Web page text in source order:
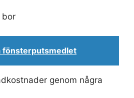
bor
fönsterputsmedlet
genom några